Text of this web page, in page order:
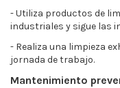
- Utiliza productos de
industriales y sigue las
- Realiza una limpieza
jornada de trabajo.
Mantenimiento